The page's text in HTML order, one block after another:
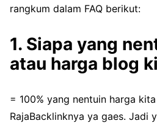
rangkum dalam FAQ berikut:
1. Siapa yang
atau harga blog
= 100% yang nentuin harga
RajaBacklinknya ya gaes. Jadi